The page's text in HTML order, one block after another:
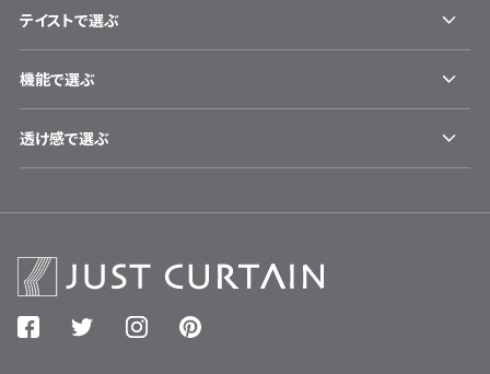
テイストで選ぶ
機能で選ぶ
透け感で選ぶ